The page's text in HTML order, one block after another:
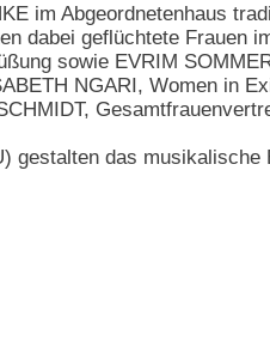
im Abgeordnetenhaus
dabei geflüchtete Frauen
sowie EVRIM
NGARI, Women in
gestalten das musikalische